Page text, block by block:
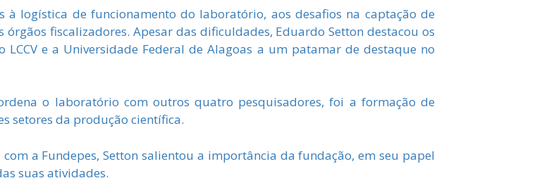
à logística de funcionamento do laboratório, aos desafios na captação de
fiscalizadores. Apesar das dificuldades, Eduardo Setton destacou os
e a Universidade Federal de Alagoas a um patamar de destaque no
o laboratório com outros quatro pesquisadores, foi a formação de
setores da produção científica.
a Fundepes, Setton salientou a importância da fundação, em seu papel
suas atividades.